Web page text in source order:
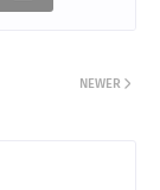
NEWER